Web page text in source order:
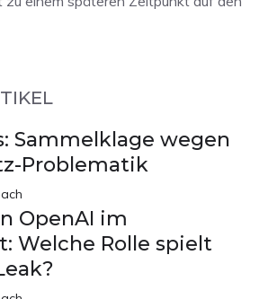
Sammelklage wegen
Problematik
OpenAI im
Welche Rolle spielt